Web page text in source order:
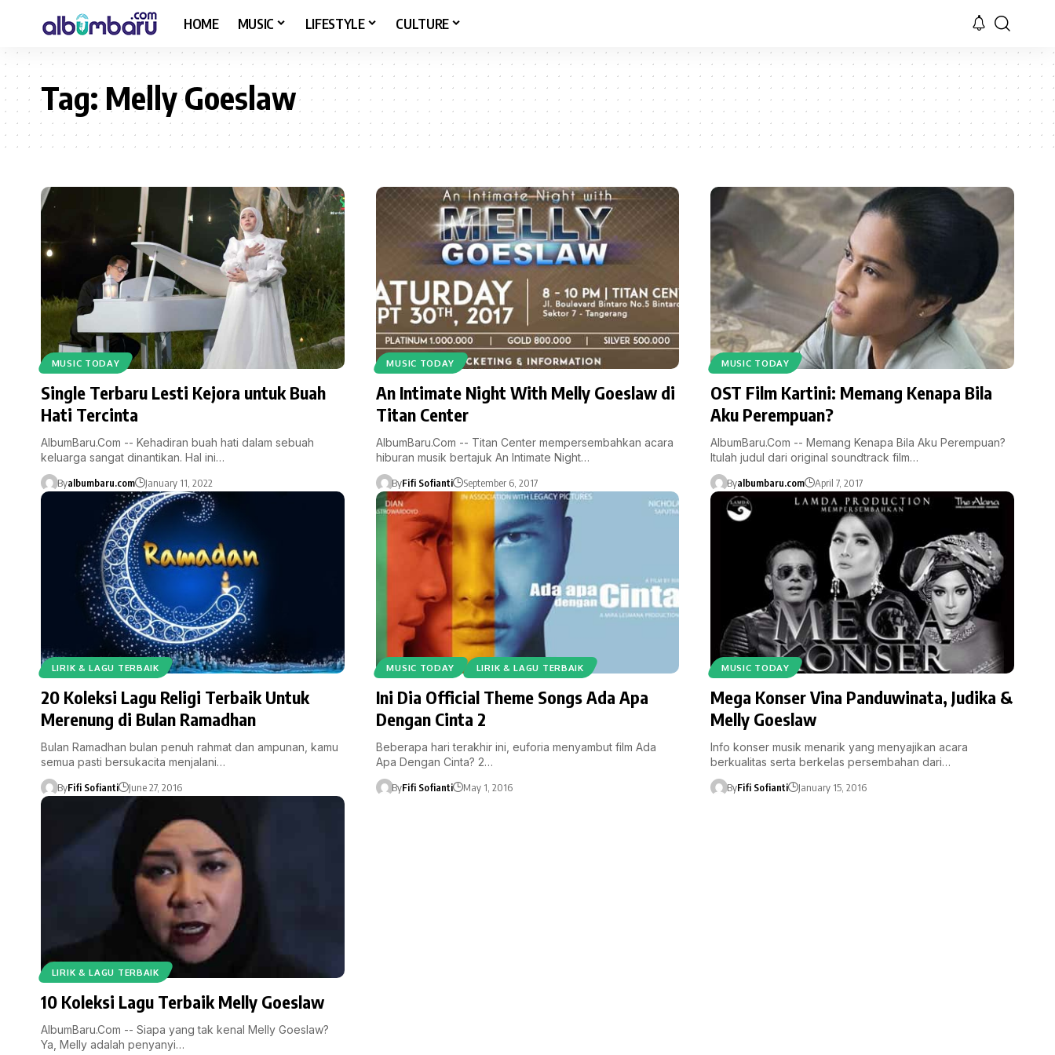
HOME MUSIC LIFESTYLE CULTURE
Tag:Melly Goeslaw
MUSIC TODAY
Single Terbaru Lesti Kejora untuk Buah
Hati Tercinta
AlbumBaru.Com -- Kehadiran buah hati dalam sebuah
keluarga sangat dinantikan. Hal ini…
Byalbumbaru.com January 11, 2022
MUSIC TODAY
An Intimate Night With Melly Goeslaw di
Titan Center
AlbumBaru.Com -- Titan Center mempersembahkan acara
hiburan musik bertajuk An Intimate Night…
ByFifi Sofianti September 6, 2017
MUSIC TODAY
OST Film Kartini: Memang Kenapa Bila
Aku Perempuan?
AlbumBaru.Com -- Memang Kenapa Bila Aku Perempuan?
Itulah judul dari original soundtrack film…
Byalbumbaru.com April 7, 2017
LIRIK & LAGU TERBAIK
20 Koleksi Lagu Religi Terbaik Untuk
Merenung di Bulan Ramadhan
Bulan Ramadhan bulan penuh rahmat dan ampunan, kamu
semua pasti bersukacita menjalani…
ByFifi Sofianti June 27, 2016
MUSIC TODAY LIRIK & LAGU TERBAIK
Ini Dia Official Theme Songs Ada Apa
Dengan Cinta 2
Beberapa hari terakhir ini, euforia menyambut film Ada
Apa Dengan Cinta? 2…
ByFifi Sofianti May 1, 2016
MUSIC TODAY
Mega Konser Vina Panduwinata, Judika &
Melly Goeslaw
Info konser musik menarik yang menyajikan acara
berkualitas serta berkelas persembahan dari…
ByFifi Sofianti January 15, 2016
LIRIK & LAGU TERBAIK
10 Koleksi Lagu Terbaik Melly Goeslaw
AlbumBaru.Com -- Siapa yang tak kenal Melly Goeslaw?
Ya, Melly adalah penyanyi…